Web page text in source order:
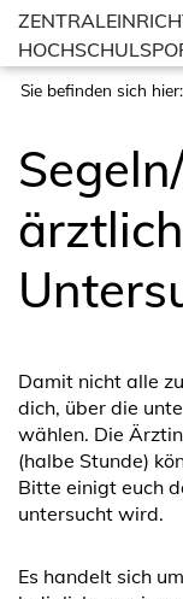
Sie befinden sich hier:
Damit nicht alle
dich, über die
wählen. Die
(halbe Stunde)
Bitte einigt euch
untersucht wird.
Es handelt sich